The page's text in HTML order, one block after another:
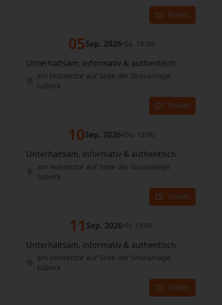
Tickets
05Sep. 2026•Sa. 16:00
Unterhaltsam, informativ & authentisch
am Holstentor auf Seite der Grünanlage
Lübeck
Tickets
10Sep. 2026•Do. 13:00
Unterhaltsam, informativ & authentisch
am Holstentor auf Seite der Grünanlage
Lübeck
Tickets
11 Sep. 2026•Fr. 13:00
Unterhaltsam, informativ & authentisch
am Holstentor auf Seite der Grünanlage
Lübeck
Tickets